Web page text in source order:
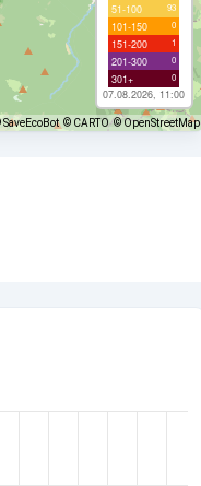
51-100 93
101-150 0
151-200 1
201-300 0
301+ 0
07.08.2026, 11:00
SaveEcoBot © CARTO © OpenStreetMap